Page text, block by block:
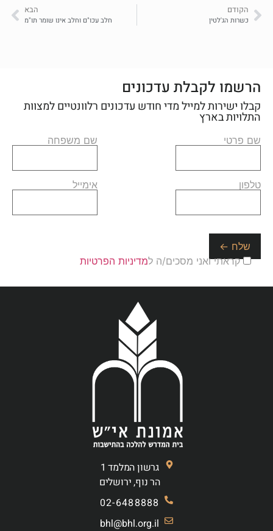
הקודם
כשרות הג'לטין
הבא
חלב עכו"ם וחלב אינו שומר תו"מ
הרשמו לקבלת עדכונים
קבלו ישירות למייל מדי חודש עדכונים רלוונטיים למצוות
התלויות בארץ
שם פרטי שם משפחה
טלפון אימייל
קראתי ואני מסכים/ה למדיניות הפרטיות
גרשון המלמד 1
הר נוף, ירושלים
02-6488888
bhl@bhl.org.il